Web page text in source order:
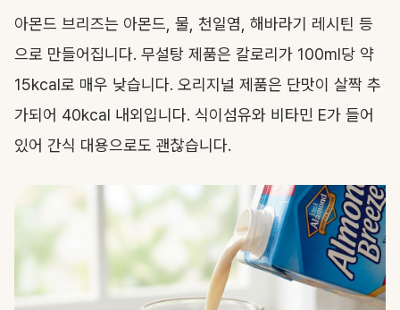
아몬드 브리즈는 아몬드, 물, 천일염, 해바라기 레시틴 등
으로 만들어집니다. 무설탕 제품은 칼로리가 100ml당 약
15kcal로 매우 낮습니다. 오리지널 제품은 단맛이 살짝 추
가되어 40kcal 내외입니다. 식이섬유와 비타민 E가 들어
있어 간식 대용으로도 괜찮습니다.